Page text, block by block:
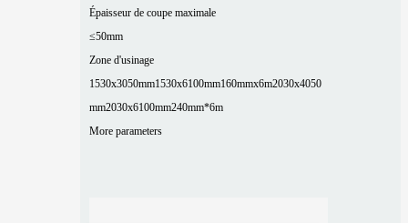
Épaisseur de coupe maximale
≤50mm
Zone d'usinage
1530x3050mm1530x6100mm160mmx6m2030x4050
mm2030x6100mm240mm*6m
More parameters